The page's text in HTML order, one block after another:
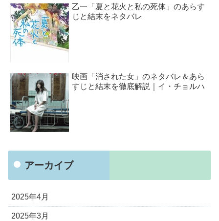
乙一「夏と花火と私の死体」のあらす
じと結末をネタバレ
映画「消された女」のネタバレ＆あら
すじと結末を徹底解説｜イ・チョルハ
アーカイブ
2025年4月
2025年3月